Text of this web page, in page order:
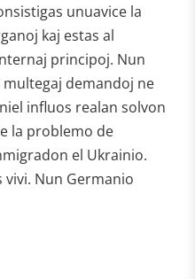
unuavice la
kaj estas al
principoj. Nun
demandoj ne
influos realan solvon
la problemo de
el Ukrainio.
Nun Germanio